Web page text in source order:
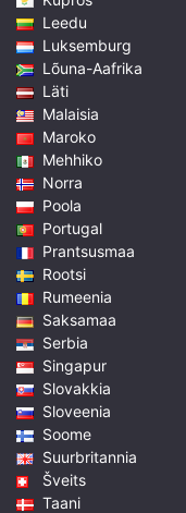
Leedu
Luksemburg
Lõuna-Aafrika
Läti
Malaisia
Maroko
Mehhiko
Norra
Poola
Portugal
Prantsusmaa
Rootsi
Rumeenia
Saksamaa
Serbia
Singapur
Slovakkia
Sloveenia
Soome
Suurbritannia
Šveits
Taani